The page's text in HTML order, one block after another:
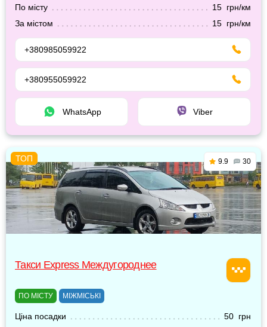
По місту
15 грн/км
За містом
15 грн/км
+380985059922
+380955059922
WhatsApp Viber
9.9 30
Такси Express Междугороднее
ПО МІСТУ МІЖМІСЬКІ
Ціна посадки
50 грн